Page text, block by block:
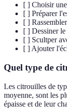
[ ] Choisir
[ ] Préparer
[ ]
[ ] Dessiner
[ ] Scultper
[ ] Ajouter
Quel type de
Les citrouilles de
moyenne, sont les
épaisse et de leur